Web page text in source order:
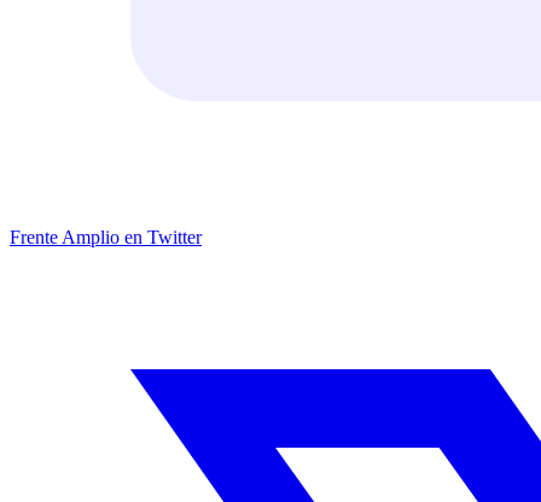
Frente Amplio en Twitter